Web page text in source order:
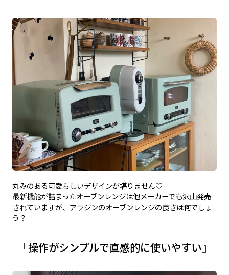
丸みのある可愛らしいデザインが堪りません♡
最新機能が詰まったオーブンレンジは他メーカーでも沢山発売
されていますが、アラジンのオーブンレンジの良さは何でしょ
う？
『操作がシンプルで直感的に使いやすい』